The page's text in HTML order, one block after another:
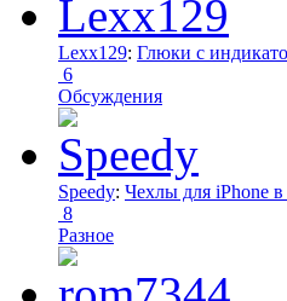
Lexx129: Глюки с
6
Обсуждения
Speedy: Чехлы для iPhone
8
Разное